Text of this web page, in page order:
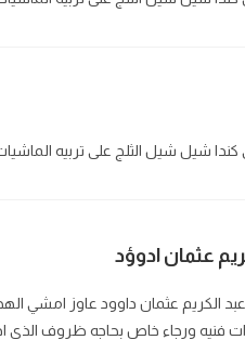
كندا شيل شيل الثلج على تربيه
عثمان ادوؤد
الكريم عثمان داوود عاوز امشي
فنيه ورجاء خاص بحاجه ظروف الذي